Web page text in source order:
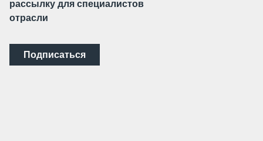
рассылку для специалистов
отрасли
Подписаться